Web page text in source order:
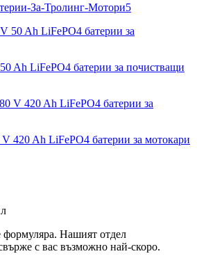
За-Тролинг-Мотори5
Ah LiFePO4 батерии за почистващи
420 Ah LiFePO4 батерии за мотокари
Нашият отдел
с вас възможно най-скоро.